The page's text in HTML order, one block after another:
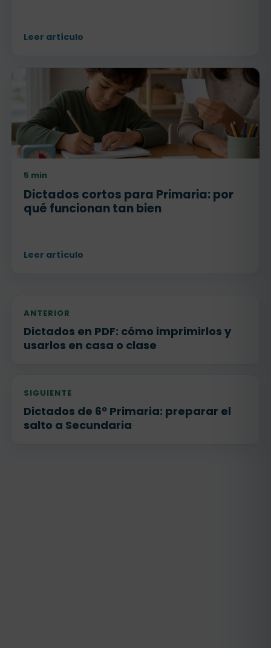
Leer artículo
5 min
Dictados cortos para Primaria: por
qué funcionan tan bien
Leer artículo
ANTERIOR
Dictados en PDF: cómo imprimirlos y
usarlos en casa o clase
SIGUIENTE
Dictados de 6º Primaria: preparar el
salto a Secundaria